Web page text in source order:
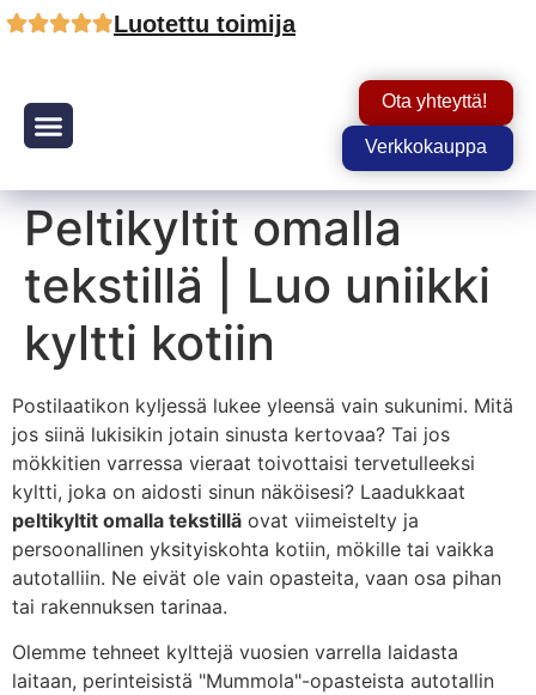
Luotettu toimija
Ota yhteyttä!
Verkkokauppa
Peltikyltit omalla
tekstillä | Luo uniikki
kyltti kotiin
Postilaatikon kyljessä lukee yleensä vain sukunimi. Mitä
jos siinä lukisikin jotain sinusta kertovaa? Tai jos
mökkitien varressa vieraat toivottaisi tervetulleeksi
kyltti, joka on aidosti sinun näköisesi? Laadukkaat
peltikyltit omalla tekstillä ovat viimeistelty ja
persoonallinen yksityiskohta kotiin, mökille tai vaikka
autotalliin. Ne eivät ole vain opasteita, vaan osa pihan
tai rakennuksen tarinaa.
Olemme tehneet kylttejä vuosien varrella laidasta
laitaan, perinteisistä "Mummola"-opasteista autotallin